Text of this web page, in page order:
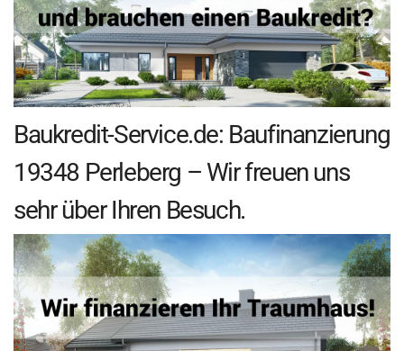
Baukredit-Service.de: Baufinanzierung
19348 Perleberg – Wir freuen uns
sehr über Ihren Besuch.